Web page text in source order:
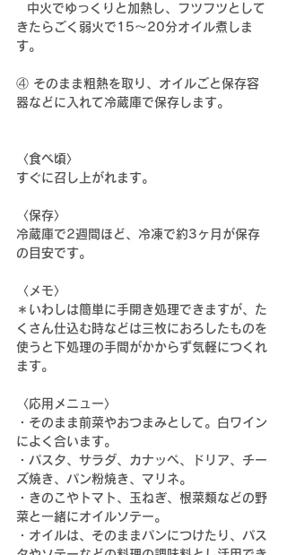
中火でゆっくりと加熱し、フツフツとして
きたらごく弱火で15〜20分オイル煮しま
す。
④ そのまま粗熱を取り、オイルごと保存容
器などに入れて冷蔵庫で保存します。
〈食べ頃〉
すぐに召し上がれます。
〈保存〉
冷蔵庫で2週間ほど、冷凍で約3ヶ月が保存
の目安です。
〈メモ〉
＊いわしは簡単に手開き処理できますが、た
くさん仕込む時などは三枚におろしたものを
使うと下処理の手間がかからず気軽につくれ
ます。
〈応用メニュー〉
・そのまま前菜やおつまみとして。白ワイン
によく合います。
・パスタ、サラダ、カナッペ、ドリア、チー
ズ焼き、パン粉焼き、マリネ。
・きのこやトマト、玉ねぎ、根菜類などの野
菜と一緒にオイルソテー。
・オイルは、そのままパンにつけたり、パス